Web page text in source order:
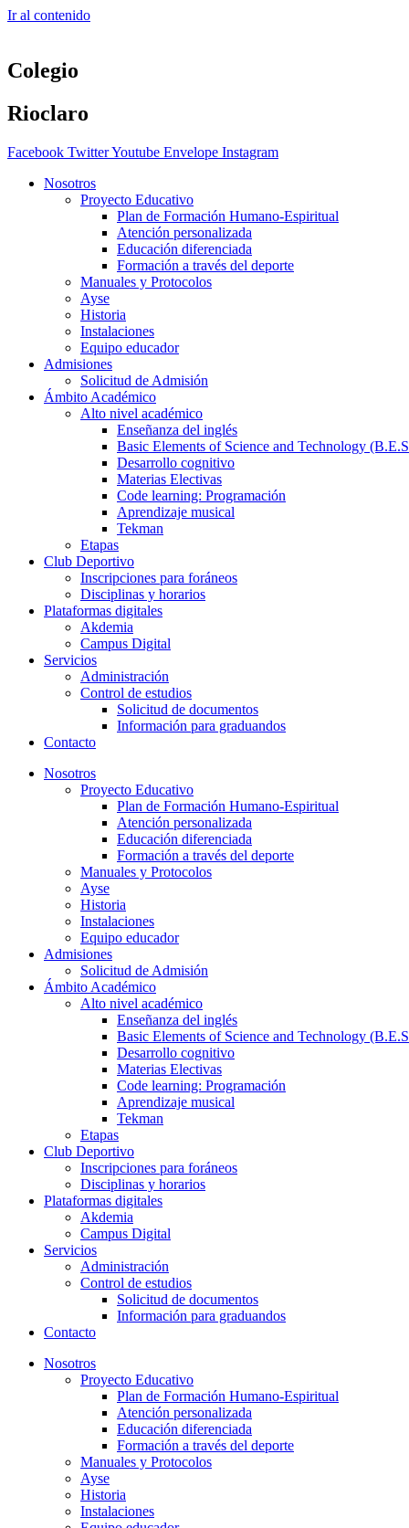
Ir al contenido
Colegio
Rioclaro
Facebook TwitterYoutube Envelope Instagram
Nosotros
Proyecto Educativo
Plan de Formación Humano-Espiritual
Atención personalizada
Educación diferenciada
Formación a través del deporte
Manuales y Protocolos
Ayse
Historia
Instalaciones
Equipo educador
Admisiones
Solicitud de Admisión
Ámbito Académico
Alto nivel académico
Enseñanza del inglés
Basic Elements of Science and Technology
Desarrollo cognitivo
Materias Electivas
Code learning: Programación
Aprendizaje musical
Tekman
Etapas
Club Deportivo
Inscripciones para foráneos
Disciplinas y horarios
Plataformas digitales
Akdemia
Campus Digital
Servicios
Administración
Control de estudios
Solicitud de documentos
Información para graduandos
Contacto
Nosotros
Proyecto Educativo
Plan de Formación Humano-Espiritual
Atención personalizada
Educación diferenciada
Formación a través del deporte
Manuales y Protocolos
Ayse
Historia
Instalaciones
Equipo educador
Admisiones
Solicitud de Admisión
Ámbito Académico
Alto nivel académico
Enseñanza del inglés
Basic Elements of Science and Technology
Desarrollo cognitivo
Materias Electivas
Code learning: Programación
Aprendizaje musical
Tekman
Etapas
Club Deportivo
Inscripciones para foráneos
Disciplinas y horarios
Plataformas digitales
Akdemia
Campus Digital
Servicios
Administración
Control de estudios
Solicitud de documentos
Información para graduandos
Contacto
Nosotros
Proyecto Educativo
Plan de Formación Humano-Espiritual
Atención personalizada
Educación diferenciada
Formación a través del deporte
Manuales y Protocolos
Ayse
Historia
Instalaciones